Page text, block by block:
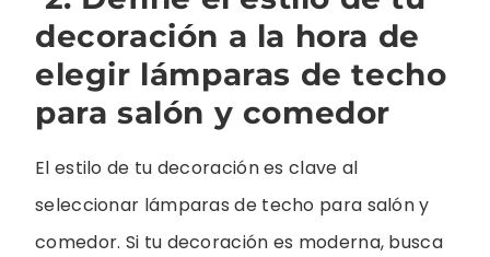
decoración a la hora de
elegir lámparas de techo
para salón y comedor
El estilo de tu decoración es clave al
seleccionar lámparas de techo para salón y
comedor. Si tu decoración es moderna, busca